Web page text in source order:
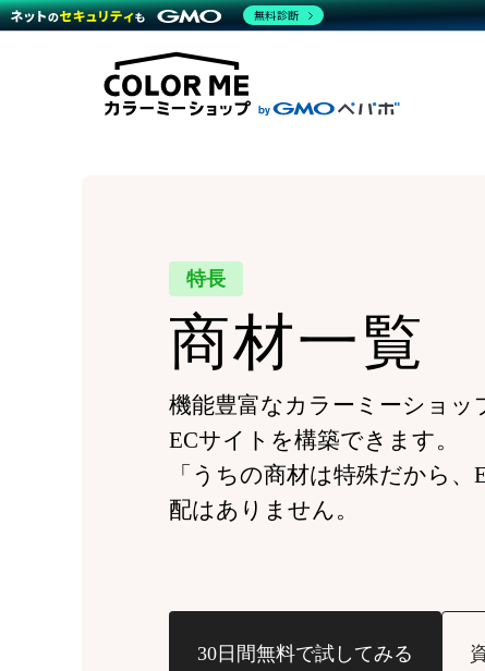
商材一覧を見る
機能一覧を見る
料金
プラン・料金一覧を見る
事例
運営サポート
サポート一覧を見る
特長
商材一覧
機能豊富なカラーミーショッ
ECサイトを構築できます。
「うちの商材は特殊だから
配はありません。
30日間無料で試してみる
無料診断